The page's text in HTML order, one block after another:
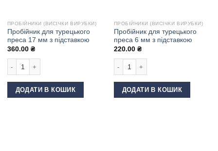
ПРОБІЙНИКИ (ВИСІЧКИ ВИРУБКИ)
Пробійник для турецького
преса 17 мм з підставкою
360.00 ₴
ДОДАТИ В КОШИК
ПРОБІЙНИКИ (ВИСІЧКИ ВИРУБКИ)
Пробійник для турецького
преса 6 мм з підставкою
220.00 ₴
ДОДАТИ В КОШИК